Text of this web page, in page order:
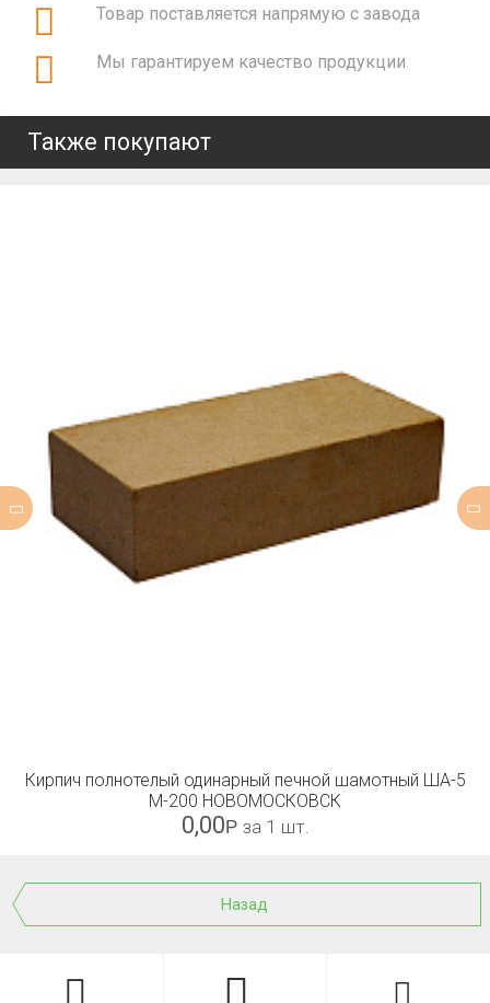
Товар поставляется напрямую с завода
Мы гарантируем качество продукции
Также покупают
Кирпич полнотелый одинарный печной шамотный ША-5
М-200 НОВОМОСКОВСК
0,00Р за 1 шт.
Назад